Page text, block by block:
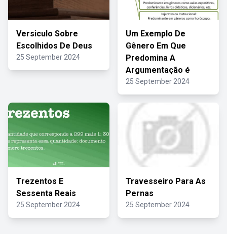
Versiculo Sobre
Escolhidos De Deus
25 September 2024
Um Exemplo De
Gênero Em Que
Predomina A
Argumentação é
25 September 2024
Trezentos E
Sessenta Reais
25 September 2024
Travesseiro Para As
Pernas
25 September 2024